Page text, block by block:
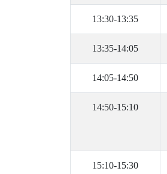
13:30-13:35
13:35-14:05
14:05-14:50
14:50-15:10
15:10-15:30